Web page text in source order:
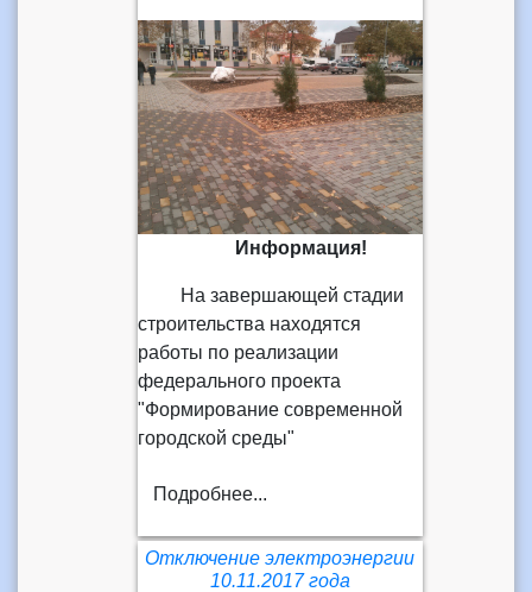
Информация!
На завершающей стадии
строительства находятся
работы по реализации
федерального проекта
"Формирование современной
городской среды"
Подробнее...
Отключение электроэнергии
10.11.2017 года